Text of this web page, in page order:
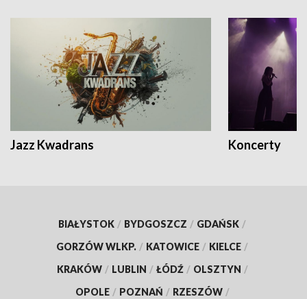
Jazz Kwadrans Koncerty
BIAŁYSTOK / BYDGOSZCZ / GDAŃSK /
GORZÓW WLKP. / KATOWICE / KIELCE /
KRAKÓW / LUBLIN / ŁÓDŹ / OLSZTYN /
OPOLE / POZNAŃ / RZESZÓW /